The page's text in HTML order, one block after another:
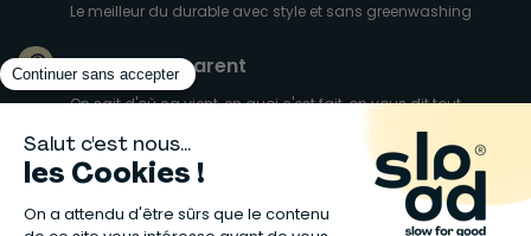
Le meilleur du durable avec style et sans greenwashing
100% Transparent
On sait d'où ça vient, en quoi c'est fait, on vous dit tout
100% Qualité
+ de 15 000 références saines, durables et de qualité